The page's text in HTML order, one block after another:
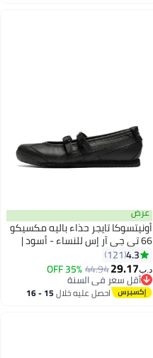
13
عرض
أونيتسوكا تايجر حذاء باليه مكسيكو
66 تي جي آر إس للنساء - أسود |
حذاء ماري جين مريح وأنيق غير
رسمي
4.3
121
د.ب‏29.17
44.94
35% OFF
أقل سعر في السنة
أقل سعر في السنة
احصل عليه خلال 15 - 16